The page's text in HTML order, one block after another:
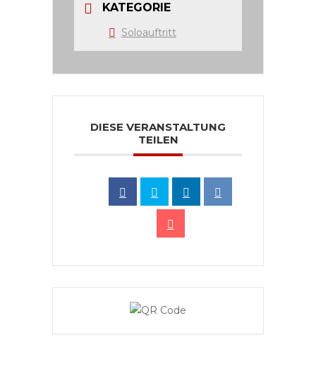
KATEGORIE
Soloauftritt
DIESE VERANSTALTUNG
TEILEN